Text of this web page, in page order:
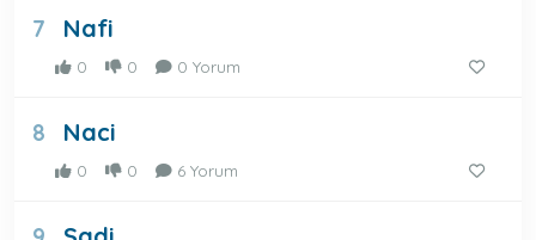
7 Nafi
0 0 0 Yorum
8 Naci
0 0 6 Yorum